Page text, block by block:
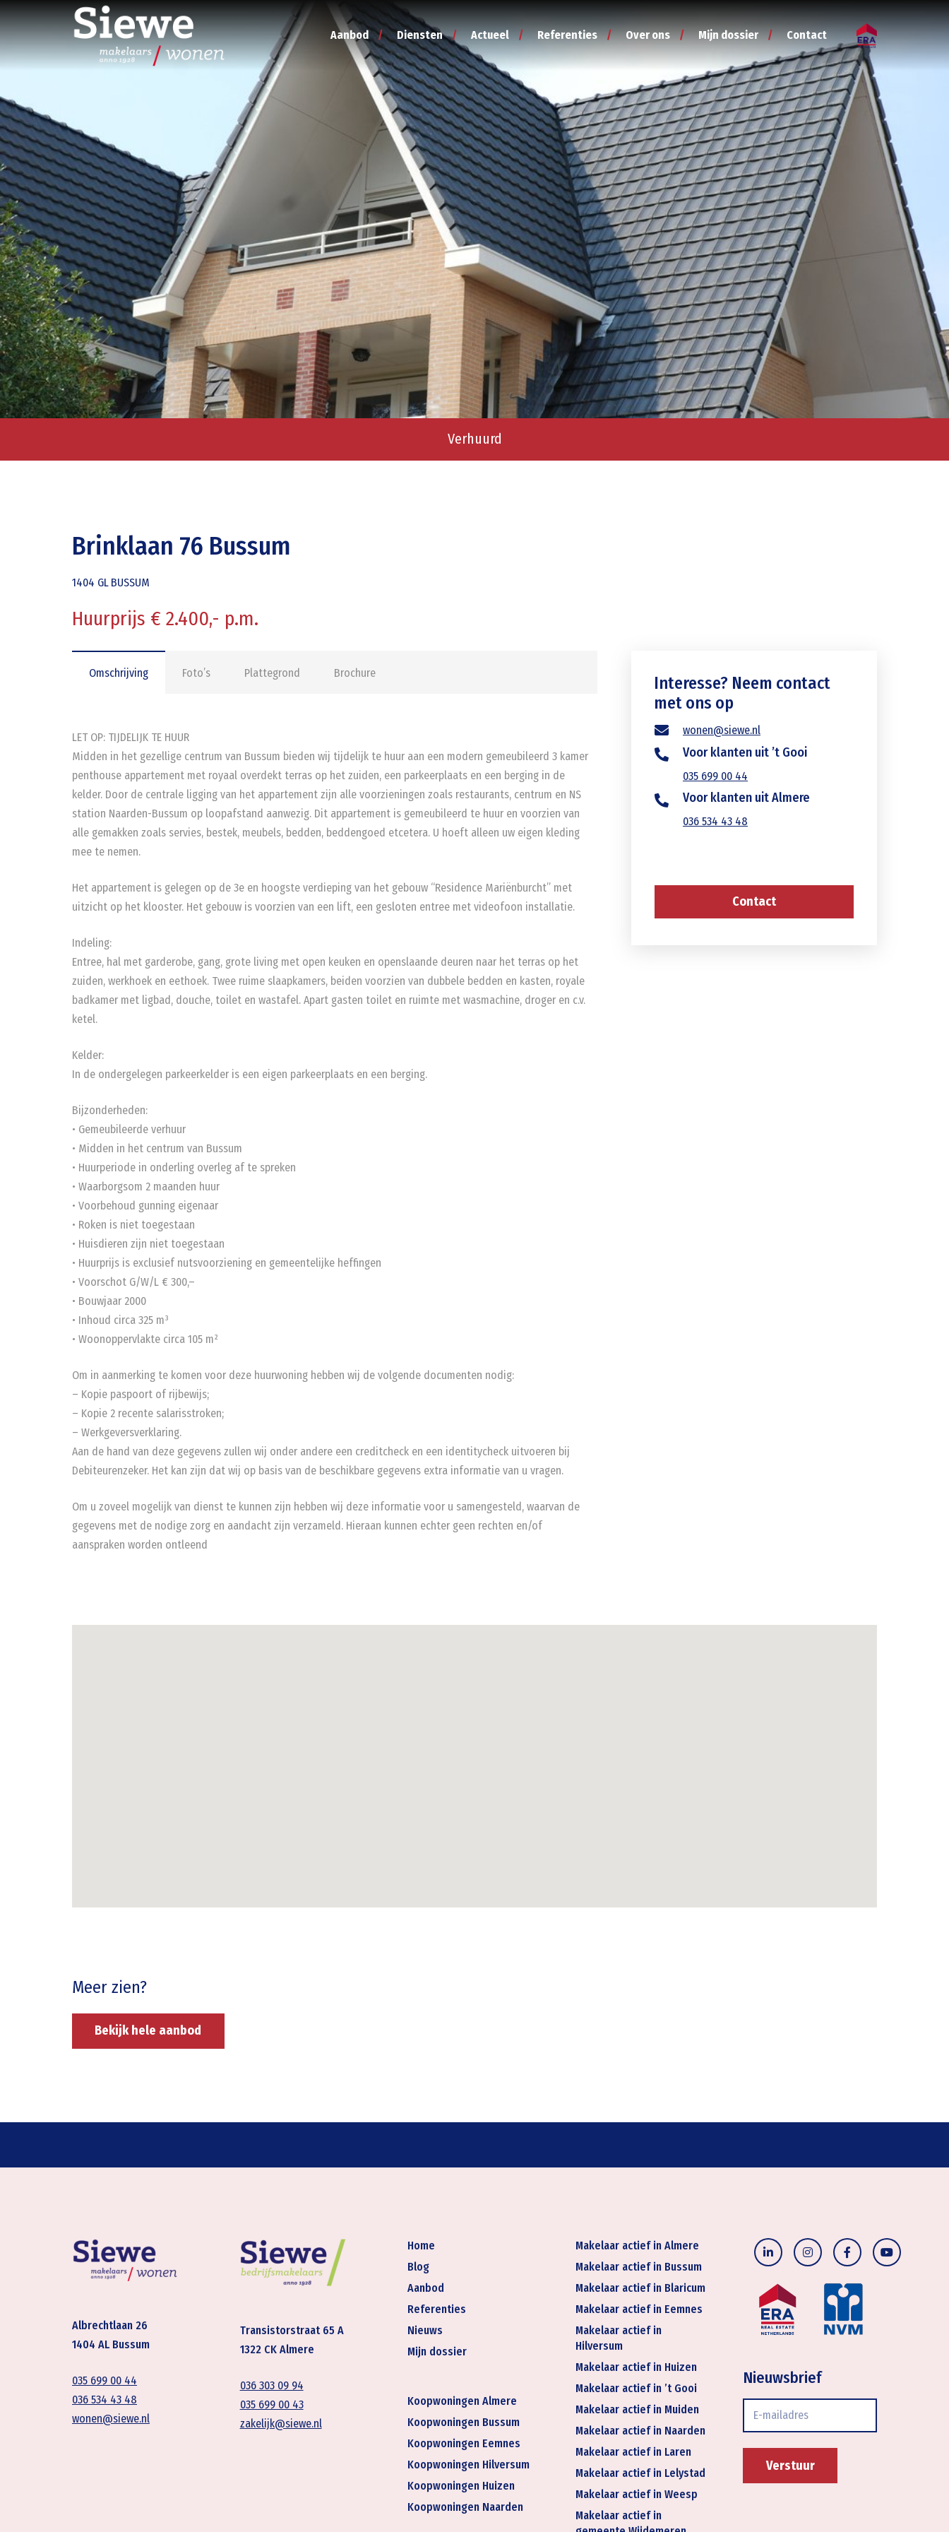
Aanbod Diensten Actueel Referenties Over ons Mijn dossier Contact
Verhuurd
Brinklaan 76 Bussum
1404 GL BUSSUM
Huurprijs € 2.400,- p.m.
Omschrijving Foto’s Plattegrond Brochure
LET OP: TIJDELIJK TE HUUR
Midden in het gezellige centrum van Bussum bieden wij tijdelijk te huur aan een modern gemeubileerd 3 kamer
penthouse appartement met royaal overdekt terras op het zuiden, een parkeerplaats en een berging in de
kelder. Door de centrale ligging van het appartement zijn alle voorzieningen zoals restaurants, centrum en NS
station Naarden-Bussum op loopafstand aanwezig. Dit appartement is gemeubileerd te huur en voorzien van
alle gemakken zoals servies, bestek, meubels, bedden, beddengoed etcetera. U hoeft alleen uw eigen kleding
mee te nemen.
Het appartement is gelegen op de 3e en hoogste verdieping van het gebouw “Residence Mariënburcht” met
uitzicht op het klooster. Het gebouw is voorzien van een lift, een gesloten entree met videofoon installatie.
Indeling:
Entree, hal met garderobe, gang, grote living met open keuken en openslaande deuren naar het terras op het
zuiden, werkhoek en eethoek. Twee ruime slaapkamers, beiden voorzien van dubbele bedden en kasten, royale
badkamer met ligbad, douche, toilet en wastafel. Apart gasten toilet en ruimte met wasmachine, droger en c.v.
ketel.
Kelder:
In de ondergelegen parkeerkelder is een eigen parkeerplaats en een berging.
Bijzonderheden:
• Gemeubileerde verhuur
• Midden in het centrum van Bussum
• Huurperiode in onderling overleg af te spreken
• Waarborgsom 2 maanden huur
• Voorbehoud gunning eigenaar
• Roken is niet toegestaan
• Huisdieren zijn niet toegestaan
• Huurprijs is exclusief nutsvoorziening en gemeentelijke heffingen
• Voorschot G/W/L € 300,–
• Bouwjaar 2000
• Inhoud circa 325 m³
• Woonoppervlakte circa 105 m²
Om in aanmerking te komen voor deze huurwoning hebben wij de volgende documenten nodig:
– Kopie paspoort of rijbewijs;
– Kopie 2 recente salarisstroken;
– Werkgeversverklaring.
Aan de hand van deze gegevens zullen wij onder andere een creditcheck en een identitycheck uitvoeren bij
Debiteurenzeker. Het kan zijn dat wij op basis van de beschikbare gegevens extra informatie van u vragen.
Om u zoveel mogelijk van dienst te kunnen zijn hebben wij deze informatie voor u samengesteld, waarvan de
gegevens met de nodige zorg en aandacht zijn verzameld. Hieraan kunnen echter geen rechten en/of
aanspraken worden ontleend
Interesse? Neem contact
met ons op
wonen@siewe.nl
Voor klanten uit ’t Gooi
035 699 00 44
Voor klanten uit Almere
036 534 43 48
Contact
Meer zien?
Bekijk hele aanbod
Albrechtlaan 26
1404 AL Bussum
035 699 00 44
036 534 43 48
wonen@siewe.nl
Transistorstraat 65 A
1322 CK Almere
036 303 09 94
035 699 00 43
zakelijk@siewe.nl
Home
Blog
Aanbod
Referenties
Nieuws
Mijn dossier
Koopwoningen Almere
Koopwoningen Bussum
Koopwoningen Eemnes
Koopwoningen Hilversum
Koopwoningen Huizen
Koopwoningen Naarden
Makelaar actief in Almere
Makelaar actief in Bussum
Makelaar actief in Blaricum
Makelaar actief in Eemnes
Makelaar actief in
Hilversum
Makelaar actief in Huizen
Makelaar actief in ’t Gooi
Makelaar actief in Muiden
Makelaar actief in Naarden
Makelaar actief in Laren
Makelaar actief in Lelystad
Makelaar actief in Weesp
Makelaar actief in
Nieuwsbrief